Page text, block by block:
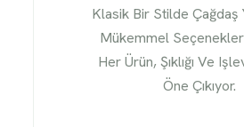
Klasik Bir Stilde Çağdaş
Mükemmel
Her Ürün, Şıklığı Ve
Öne Çıkıyor.